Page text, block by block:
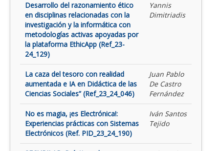
Desarrollo del razonamiento ético
en disciplinas relacionadas con la
investigación y la informática con
metodologías activas apoyadas por
la plataforma EthicApp (Ref_23-
24_129)
Yannis
Dimitriadis
La caza del tesoro con realidad
aumentada e IA en Didáctica de las
Ciencias Sociales” (Ref_23_24_046)
Juan Pablo
De Castro
Fernández
No es magia, ¡es Electrónica!:
Experiencias prácticas con Sistemas
Electrónicos (Ref. PID_23_24_190)
Iván Santos
Tejido